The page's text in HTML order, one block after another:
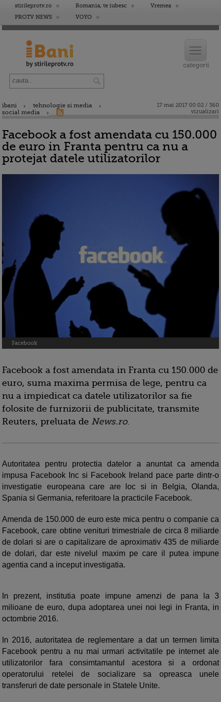
stirileprotv.ro Romania, te iubesc
Vremea
PROTV NEWS
VOYO
ibani
tehnologie si media
social media
17 mai 2017 00:02 / 360
vizualizari
Facebook a fost amendata cu 150.000
de euro in Franta pentru ca nu a
protejat datele utilizatorilor
Facebook
Facebook a fost amendata in Franta cu 150.000 de
euro, suma maxima permisa de lege, pentru ca
nu a impiedicat ca datele utilizatorilor sa fie
folosite de furnizorii de publicitate, transmite
Reuters, preluata de News.ro.
Autoritatea pentru protectia datelor a anuntat ca amenda
impusa Facebook Inc si Facebook Ireland pace parte dintr-o
investigatie europeana care are loc si in Belgia, Olanda,
Spania si Germania, referitoare la practicile Facebook.
Amenda de 150.000 de euro este mica pentru o companie ca
Facebook, care obtine venituri trimestriale de circa 8 miliarde
de dolari si are o capitalizare de aproximativ 435 de miliarde
de dolari, dar este nivelul maxim pe care il putea impune
agentia cand a inceput investigatia.
In prezent, institutia poate impune amenzi de pana la 3
milioane de euro, dupa adoptarea unei noi legi in Franta, in
octombrie 2016.
In 2016, autoritatea de reglementare a dat un termen limita
Facebook pentru a nu mai urmari activitatile pe internet ale
utilizatorilor fara consimtamantul acestora si a ordonat
operatorului retelei de socializare sa opreasca unele
transferuri de date personale in Statele Unite.